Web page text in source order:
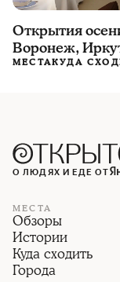
Открытия
Воронеж,
МЕСТАКУДА
О ЛЮДЯХ И ЕДЕ ОТ
МЕСТА
Обзоры
Истории
Куда сходить
Города